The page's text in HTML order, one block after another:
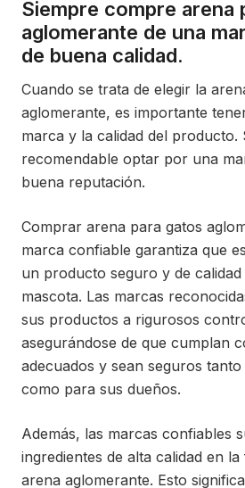
Siempre compre arena
aglomerante de una
de buena calidad.
Cuando se trata de elegir la
aglomerante, es importante
marca y la calidad del producto.
recomendable optar por una
buena reputación.
Comprar arena para gatos
marca confiable garantiza que
un producto seguro y de
mascota. Las marcas
sus productos a rigurosos
asegurándose de que cumplan
adecuados y sean seguros
como para sus dueños.
Además, las marcas confiables
ingredientes de alta calidad en
arena aglomerante. Esto